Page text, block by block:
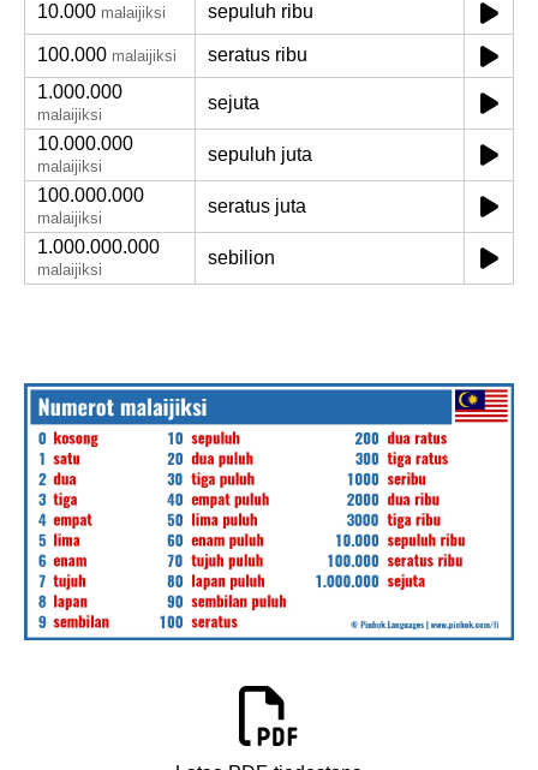
10.000 malaijiksi sepuluh ribu
100.000 malaijiksi
seratus ribu
1.000.000
malaijiksi
sejuta
10.000.000
malaijiksi
sepuluh juta
100.000.000
malaijiksi
seratus juta
1.000.000.000
malaijiksi
sebilion